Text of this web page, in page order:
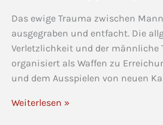
Das ewige Trauma zwischen
ausgegraben und entfacht. Die
Verletzlichkeit und der männliche
organisiert als Waffen zu
und dem Ausspielen von neuen
Weiterlesen »